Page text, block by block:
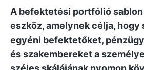
A befektetési portfólió
eszköz, amelynek célja, hogy
egyéni befektetőket,
és szakembereket a